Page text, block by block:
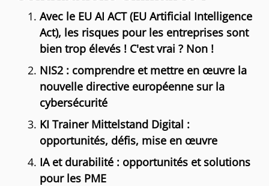
Avec le EU AI ACT (EU Artificial Intelligence
Act), les risques pour les entreprises sont
bien trop élevés ! C'est vrai ? Non !
NIS2 : comprendre et mettre en œuvre la
nouvelle directive européenne sur la
cybersécurité
KI Trainer Mittelstand Digital :
opportunités, défis, mise en œuvre
IA et durabilité : opportunités et solutions
pour les PME